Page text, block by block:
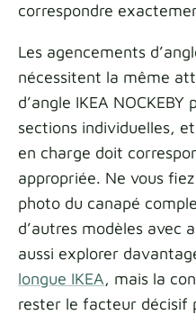
correspondre
Les agencements
nécessitent la même
d’angle IKEA
sections individuelles,
en charge doit
appropriée. Ne vous
photo du canapé
d’autres modèles avec
aussi explorer
longue IKEA, mais la
rester le facteur décisif